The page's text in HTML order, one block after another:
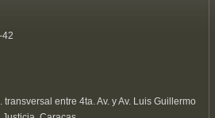
42
entre 4ta. Av. y Av. Luis Guillermo